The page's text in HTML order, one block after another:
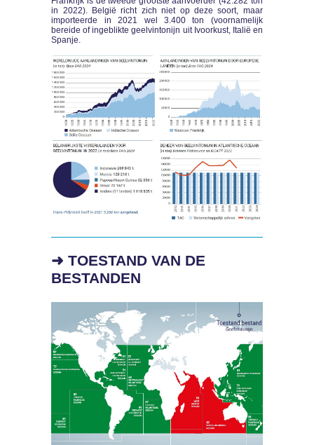
in 2022). België richt zich niet op deze soort, maar
importeerde in 2021 wel 3.400 ton (voornamelijk
bereide of ingeblikte geelvintonijn uit Ivoorkust, Italië en
Spanje.
➜ TOESTAND VAN DE
BESTANDEN